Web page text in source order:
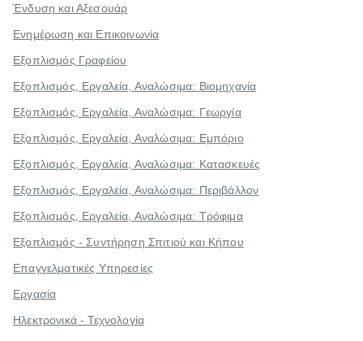
Ένδυση και Αξεσουάρ
Ενημέρωση και Επικοινωνία
Εξοπλισμός Γραφείου
Εξοπλισμός, Εργαλεία, Αναλώσιμα: Βιομηχανία
Εξοπλισμός, Εργαλεία, Αναλώσιμα: Γεωργία
Εξοπλισμός, Εργαλεία, Αναλώσιμα: Εμπόριο
Εξοπλισμός, Εργαλεία, Αναλώσιμα: Κατασκευές
Εξοπλισμός, Εργαλεία, Αναλώσιμα: Περιβάλλον
Εξοπλισμός, Εργαλεία, Αναλώσιμα: Τρόφιμα
Εξοπλισμός - Συντήρηση Σπιτιού και Κήπου
Επαγγελματικές Υπηρεσίες
Εργασία
Ηλεκτρονικά - Τεχνολογία